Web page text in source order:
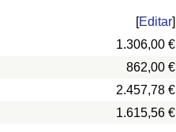
[Editar]
1.306,00 €
862,00 €
2.457,78 €
1.615,56 €